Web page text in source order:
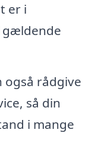
er i
gældende
også rådgive
så din
i mange